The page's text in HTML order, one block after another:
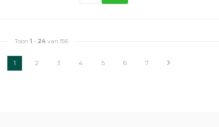
Toon 1 - 24 van 156
1 2 3 4 5 6 7